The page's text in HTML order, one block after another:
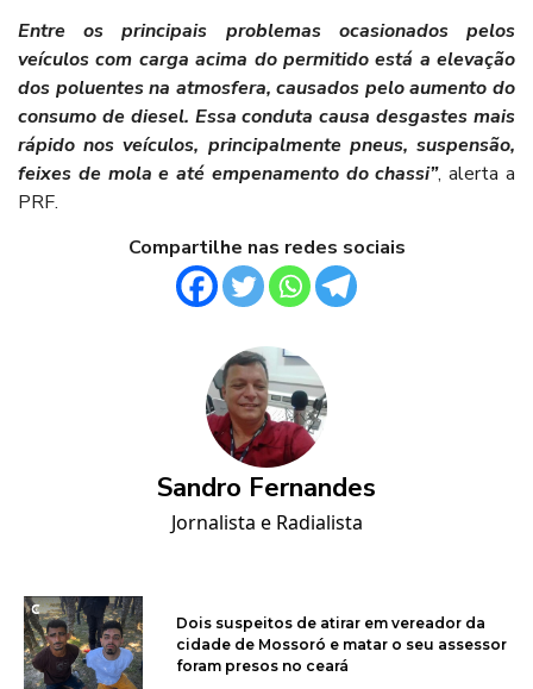
Entre os principais problemas ocasionados pelos
veículos com carga acima do permitido está a elevação
dos poluentes na atmosfera, causados pelo aumento do
consumo de diesel. Essa conduta causa desgastes mais
rápido nos veículos, principalmente pneus, suspensão,
feixes de mola e até empenamento do chassi”, alerta a
PRF.
Compartilhe nas redes sociais
Sandro Fernandes
Jornalista e Radialista
Dois suspeitos de atirar em vereador da
cidade de Mossoró e matar o seu assessor
foram presos no ceará